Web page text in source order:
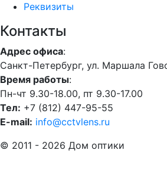
Реквизиты
Контакты
Адрес офиса:
Санкт-Петербург, ул. Маршала
Время работы:
Пн-чт 9.30-18.00, пт 9.30-17.00
Тел: +7 (812) 447-95-55
E-mail: info@cctvlens.ru
© 2011 - 2026 Дом оптики